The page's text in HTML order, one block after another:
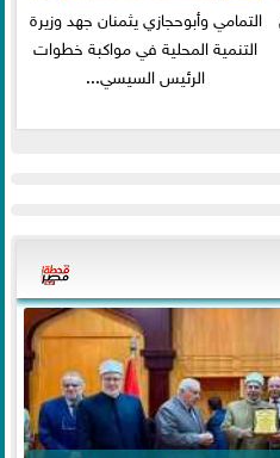
التمامي وأبوحجازي يثمنان جهد وزيرة
التنمية المحلية في مواكبة خطوات
الرئيس السيسي...